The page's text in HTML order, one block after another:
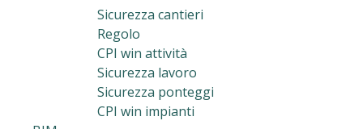
Sicurezza cantieri
Regolo
CPI win attività
Sicurezza lavoro
Sicurezza ponteggi
CPI win impianti